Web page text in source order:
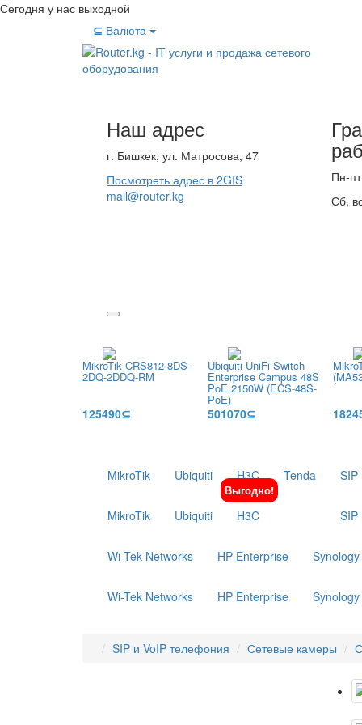
Сегодня у нас выходной
⊆ Валюта
Наш адрес
г. Бишкек, ул. Матросова, 47
Посмотреть адрес в 2GIS
mail@router.kg
Пн-
Сб,
MikroTik CRS812-8DS-
2DQ-2DDQ-RM
125490⊆
Ubiquiti UniFi Switch
Enterprise Campus 48S
PoE 2150W (ECS-48S-
PoE)
501070⊆
MikroTik
MikroTik
Ubiquiti
Ubiquiti
H3C
Выгодно!
H3C
Tenda SIP
SIP
Wi-Tek Networks
Wi-Tek Networks
HP Enterprise
HP Enterprise
Synology
Synology
SIP и VoIP телефония Сетевые камеры